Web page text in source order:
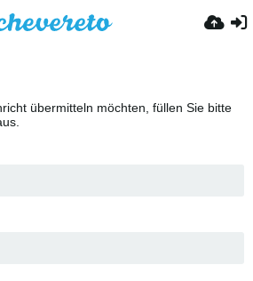
übermitteln möchten, füllen Sie bitte